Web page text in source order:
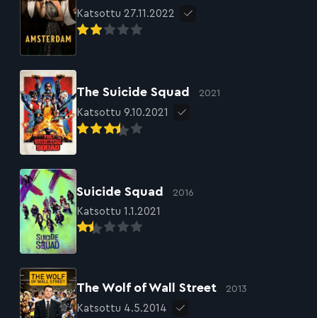
Katsottu 27.11.2022
The Suicide Squad 2021
Katsottu 9.10.2021
Suicide Squad 2016
Katsottu 1.1.2021
The Wolf of Wall Street 2013
Katsottu 4.5.2014